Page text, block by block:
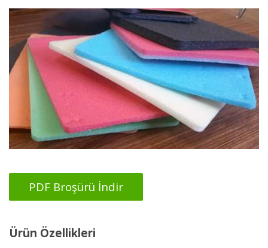
PDF Broşürü İndir
Ürün Özellikleri